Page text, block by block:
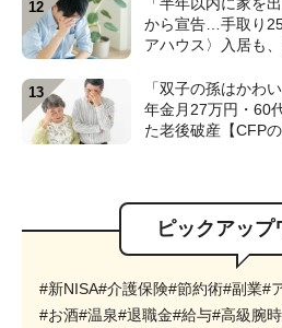
から宣告…手取り
アハウス〉入居も
「双子の孫はかわ
年金月27万円・60
た老後破産【CFPの
ピックアップ
#新NISA#介護保険#節約術#副業#
#お酒#温泉#退職金#給与#高級腕